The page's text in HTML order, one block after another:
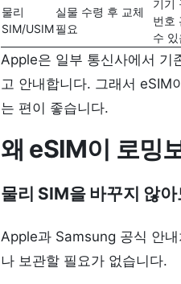
물리
SIM/USIM
실물 수령 후 교체
필요
기기
번호
수 있
Apple은 일부 통신사에서 기
고 안내합니다. 그래서 eSIM
는 편이 좋습니다.
왜 eSIM이 로밍
물리 SIM을 바꾸지 않
Apple과 Samsung 공식 안
나 보관할 필요가 없습니다.